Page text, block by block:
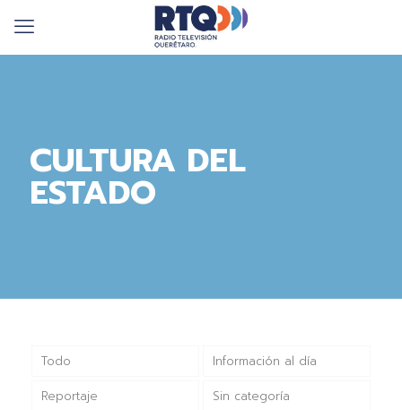
CULTURA DEL
ESTADO
Todo Información al día
Reportaje Sin categoría